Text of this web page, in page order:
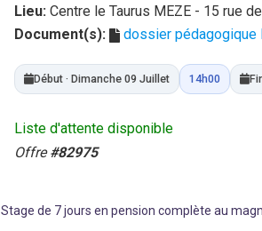
Lieu: Centre le Taurus MEZE - 15 rue
Document(s):
dossier pédagogique
Début · Dimanche 09 Juillet 14h00
Liste d'attente disponible
Offre#82975
Stage de 7 jours en pension complète au